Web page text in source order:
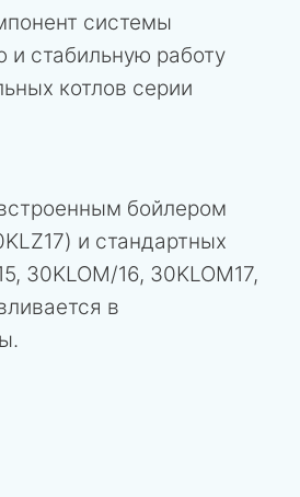
системы
стабильную работу
котлов серии
бойлером
и стандартных
30KLOM/16, 30KLOM17,
в